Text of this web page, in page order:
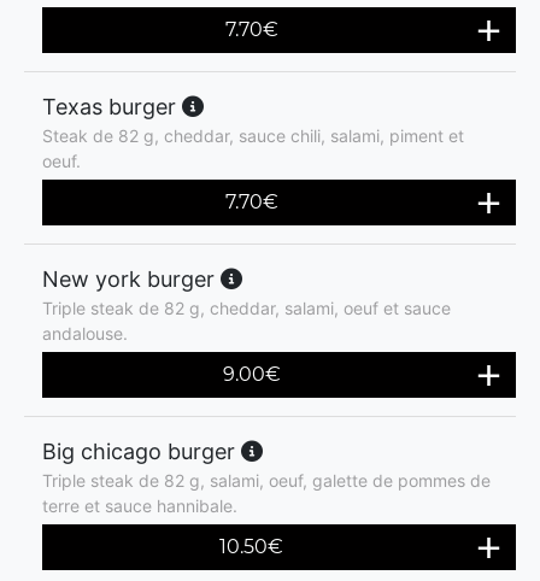
7.70€
Texas burger
Steak de 82 g, cheddar, sauce chili, salami, piment et
oeuf.
7.70€
New york burger
Triple steak de 82 g, cheddar, salami, oeuf et sauce
andalouse.
9.00€
Big chicago burger
Triple steak de 82 g, salami, oeuf, galette de pommes de
terre et sauce hannibale.
10.50€